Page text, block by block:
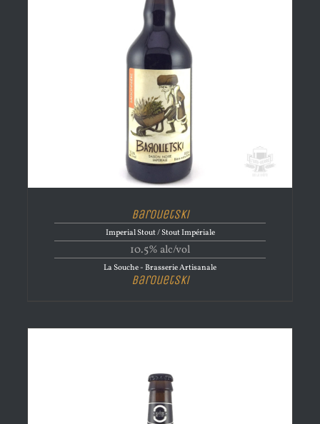
Barouetski
Imperial Stout / Stout Impériale
10.5% alc/vol
La Souche - Brasserie Artisanale
Barouetski